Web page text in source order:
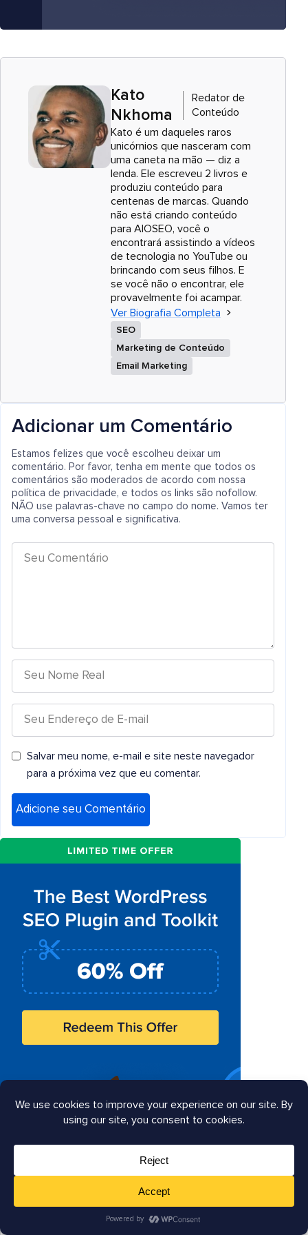
Kato
Nkhoma
Redator de
Conteúdo
Kato é um daqueles raros
unicórnios que nasceram com
uma caneta na mão — diz a
lenda. Ele escreveu 2 livros e
produziu conteúdo para
centenas de marcas. Quando
não está criando conteúdo
para AIOSEO, você o
encontrará assistindo a vídeos
de tecnologia no YouTube ou
brincando com seus filhos. E
se você não o encontrar, ele
provavelmente foi acampar.
Ver Biografia Completa
SEO
Marketing de Conteúdo
Email Marketing
Adicionar um Comentário
Estamos felizes que você escolheu deixar um
comentário. Por favor, tenha em mente que todos os
comentários são moderados de acordo com nossa
política de privacidade, e todos os links são nofollow.
NÃO use palavras-chave no campo do nome. Vamos ter
uma conversa pessoal e significativa.
Salvar meu nome, e-mail e site neste navegador
para a próxima vez que eu comentar.